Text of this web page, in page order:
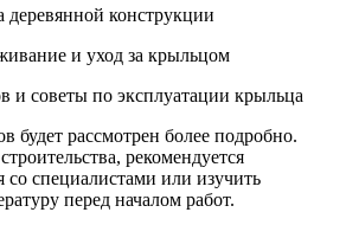
деревянной конструкции
и уход за крыльцом
и советы по эксплуатации крыльца
будет рассмотрен более подробно.
рекомендуется
со специалистами или изучить
перед началом работ.